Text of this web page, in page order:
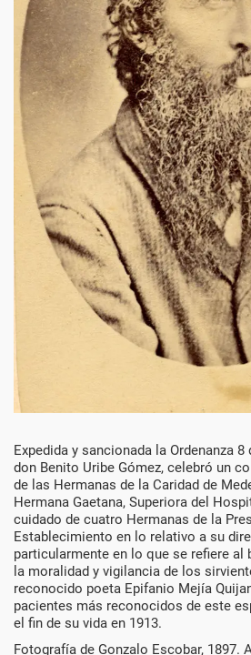
Década
de
1900
Expedida y sancionada la Ordenanza 8
don Benito Uribe Gómez, celebró un
de las Hermanas de la Caridad de
Hermana Gaetana, Superiora del
cuidado de cuatro Hermanas de la
Establecimiento en lo relativo a su
particularmente en lo que se refiere al
la moralidad y vigilancia de los
reconocido poeta Epifanio Mejía
pacientes más reconocidos de este
el fin de su vida en 1913.
Fotografía de Gonzalo Escobar, 1897.